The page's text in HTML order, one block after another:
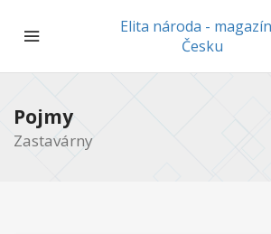
Elita národa -
Česku
Pojmy
Zastavárny